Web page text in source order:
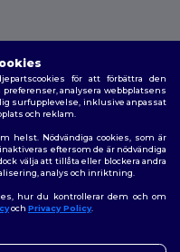
för att förbättra den
analysera webbplatsens
surfupplevelse, inklusive anpassat
och reklam.
helst. Nödvändiga cookies, som är
eftersom de är nödvändiga
välja att tillåta eller blockera andra
analys och inriktning.
hur du kontrollerar dem och om
och Privacy Policy.